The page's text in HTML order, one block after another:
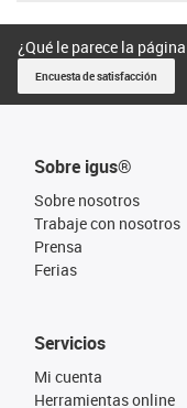
¿Qué le parece la
Encuesta de satisfacción
Sobre igus®
Sobre nosotros
Trabaje con nosotros
Prensa
Ferias
Servicios
Mi cuenta
Herramientas online